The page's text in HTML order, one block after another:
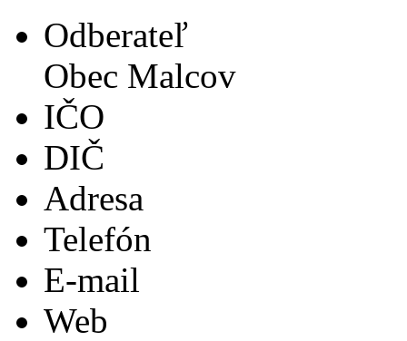
Odberateľ
Obec Malcov
IČO
DIČ
Adresa
Telefón
E-mail
Web